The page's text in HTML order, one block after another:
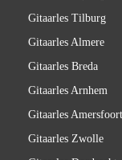
Gitaarles Tilburg
Gitaarles Almere
Gitaarles Breda
Gitaarles Arnhem
Gitaarles Amersfoort
Gitaarles Zwolle